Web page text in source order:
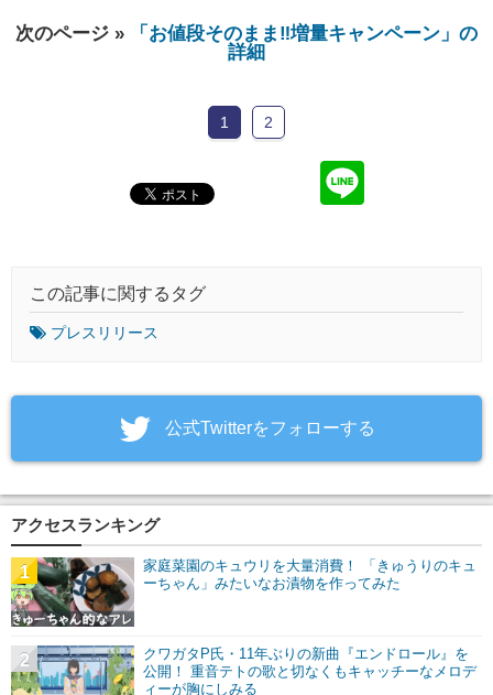
次のページ »
「お値段そのまま‼︎増量キャンペーン」の
詳細
1 2
この記事に関するタグ
プレスリリース
‎公式Twitterをフォローする
アクセスランキング
家庭菜園のキュウリを大量消費！ 「きゅうりのキュ
ーちゃん」みたいなお漬物を作ってみた
1
クワガタP氏・11年ぶりの新曲『エンドロール』を
公開！ 重音テトの歌と切なくもキャッチーなメロデ
ィーが胸にしみる
2